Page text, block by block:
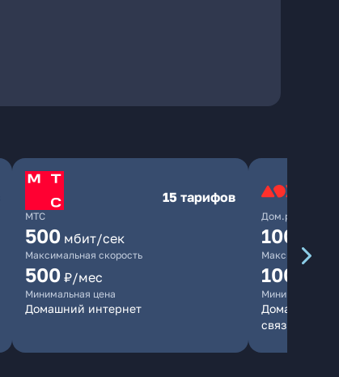
МТС
15 тарифов
500 мбит/сек
Максимальная скорость
500 ₽/мес
Минимальная цена
Домашний интернет
Дом.ру
1000
Максимальная
1000
Минимальная
Домашний
связь